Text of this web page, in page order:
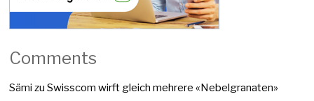
Comments
Sämi zuSwisscom wirft gleich mehrere «Nebelgranaten»